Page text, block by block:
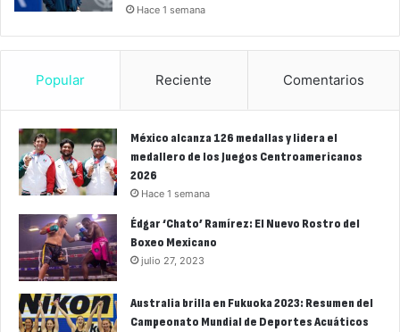
Hace 1 semana
Popular Reciente Comentarios
México alcanza 126 medallas y lidera el
medallero de los Juegos Centroamericanos
2026
Hace 1 semana
Édgar ‘Chato’ Ramírez: El Nuevo Rostro del
Boxeo Mexicano
julio 27, 2023
Australia brilla en Fukuoka 2023: Resumen del
Campeonato Mundial de Deportes Acuáticos